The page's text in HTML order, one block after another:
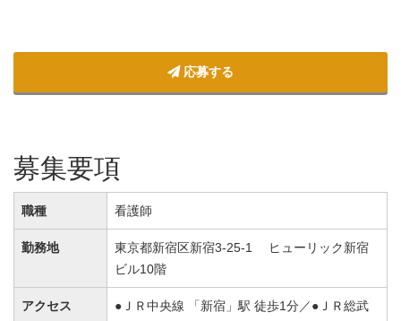
応募する
募集要項
職種 看護師
勤務地
東京都新宿区新宿3-25-1 ヒューリック新宿
ビル10階
アクセス
●ＪＲ中央線 「新宿」駅 徒歩1分／●ＪＲ総武